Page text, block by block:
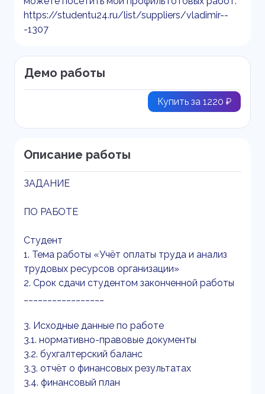
https://studentu24.ru/list/suppliers/vladimir--
-1307
Демо работы
Купить за 1220 ₽
Описание работы
ЗАДАНИЕ
ПО РАБОТЕ
Студент
1. Тема работы «Учёт оплаты труда и анализ
трудовых ресурсов организации»
2. Срок сдачи студентом законченной работы
3. Исходные данные по работе
3.1. нормативно-правовые документы
3.2. бухгалтерский баланс
3.3. отчёт о финансовых результатах
3.4. финансовый план